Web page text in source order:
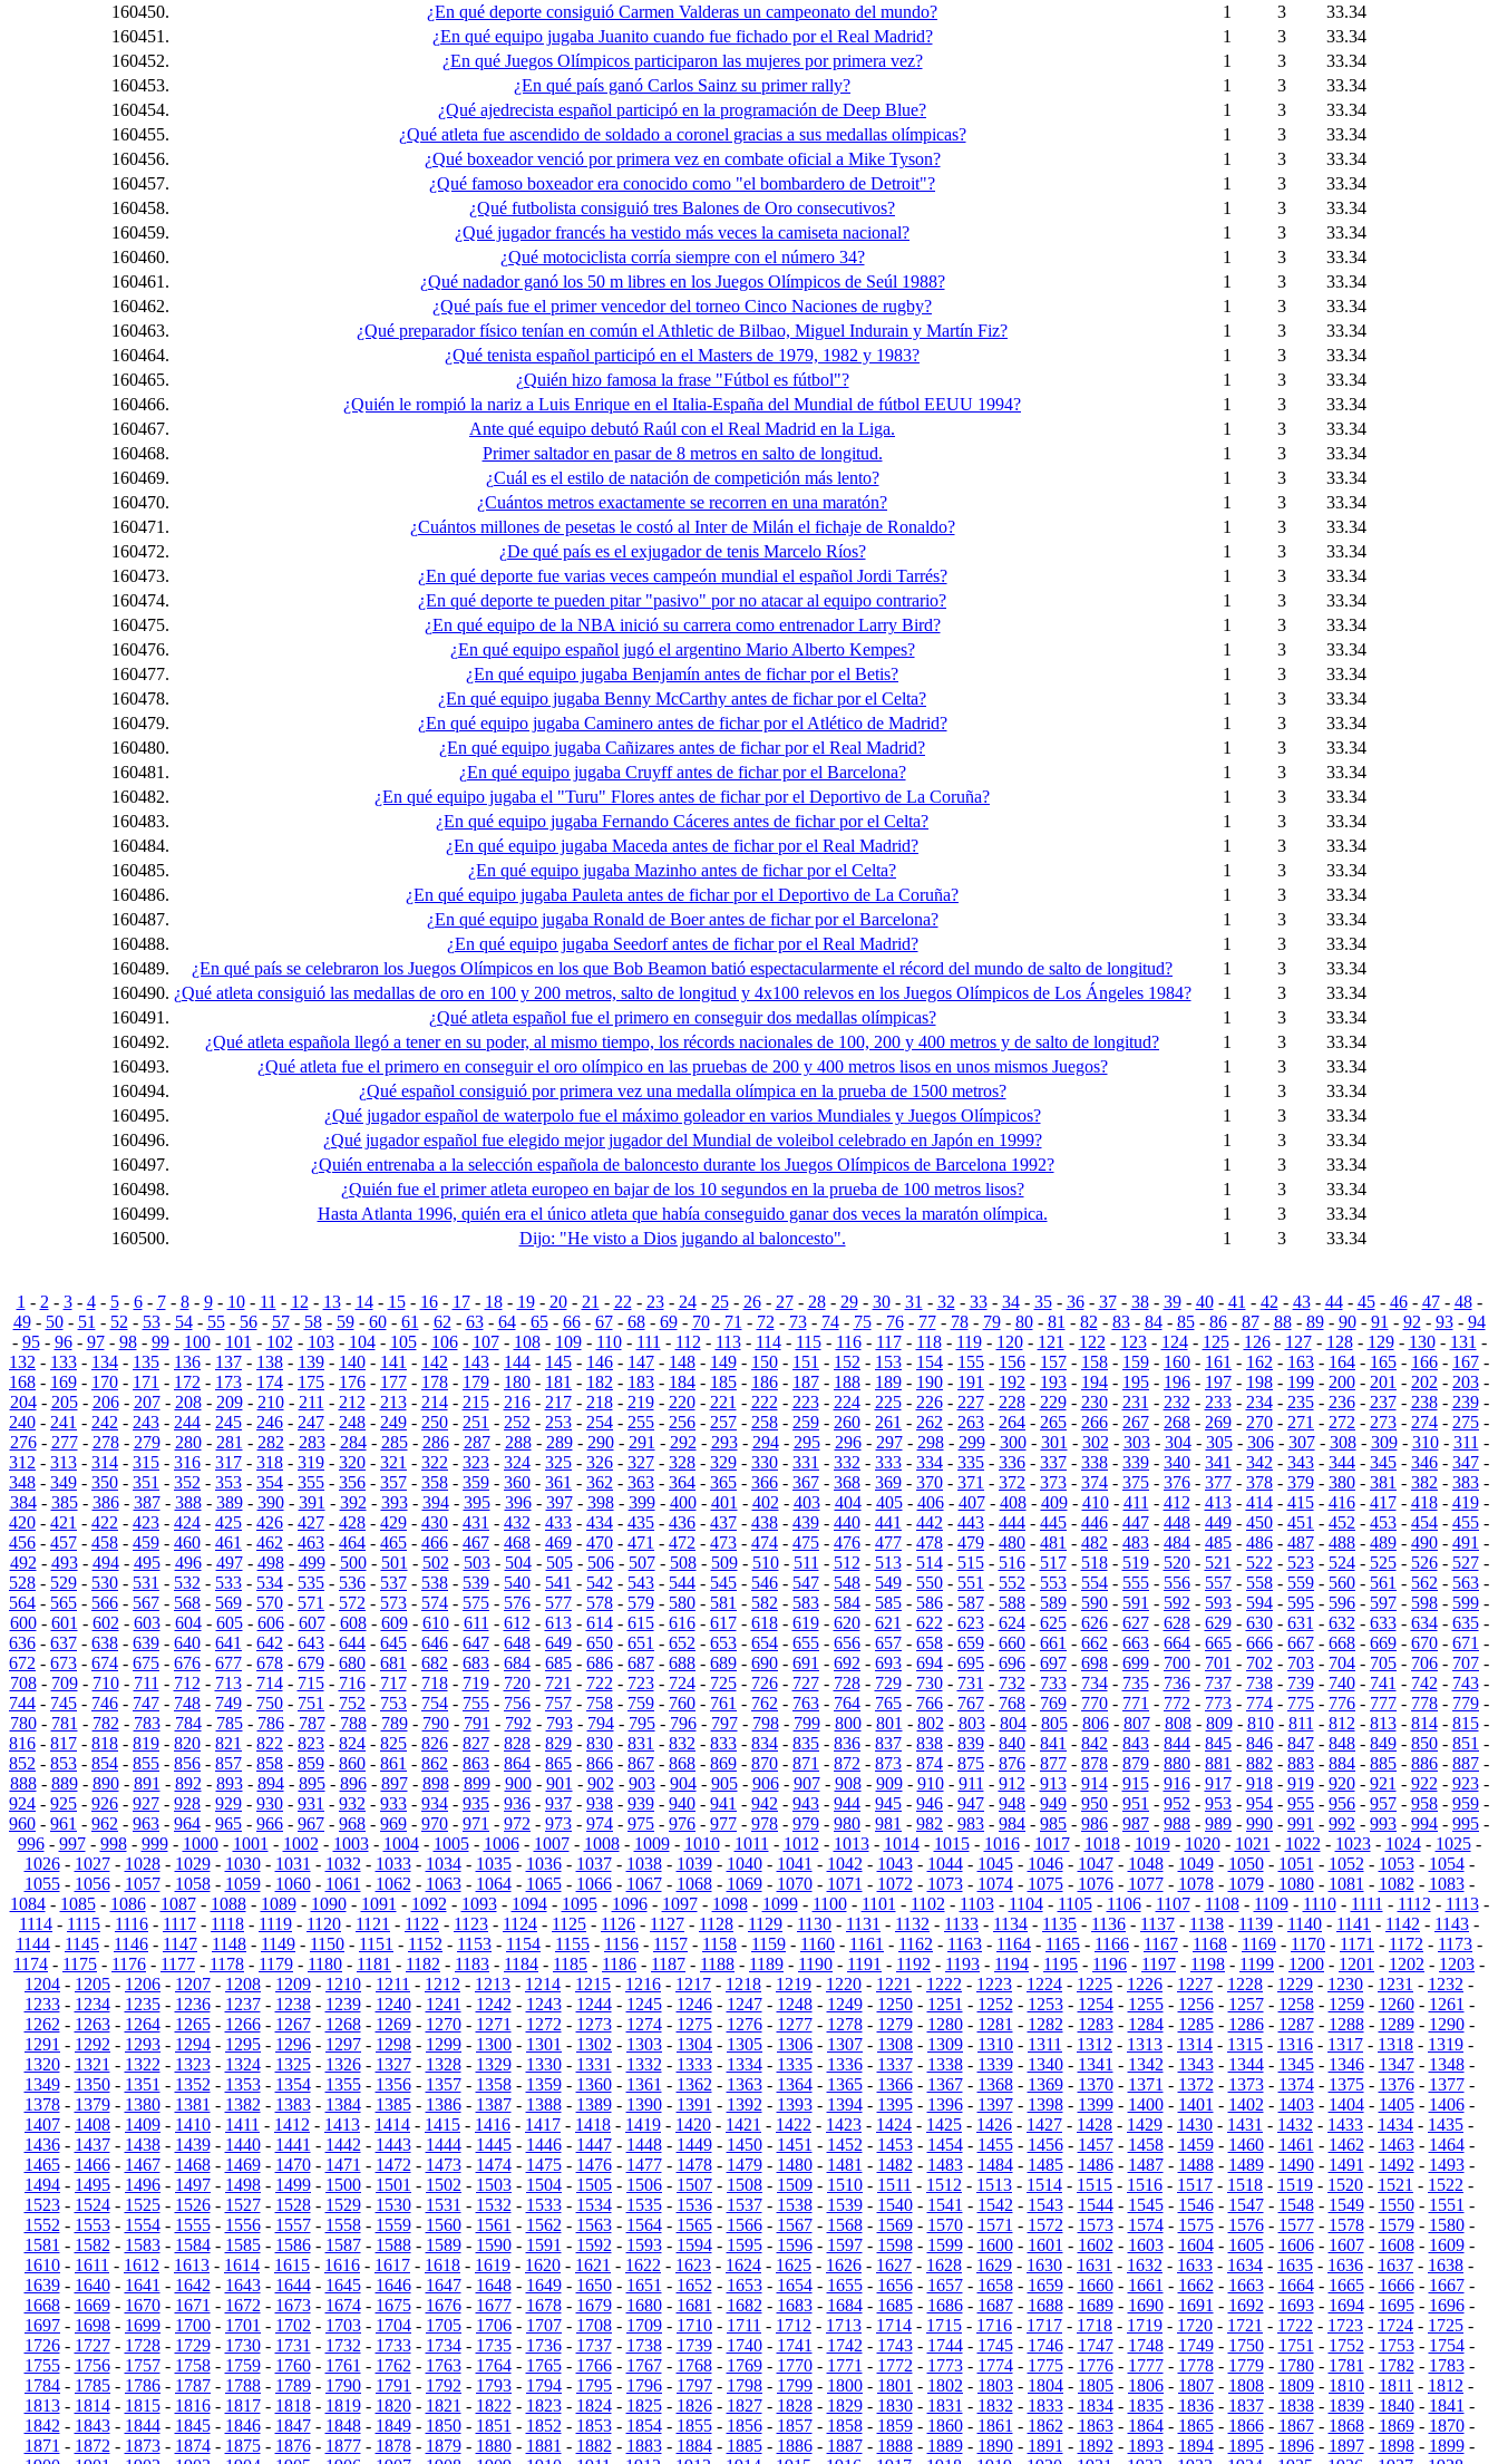
160450.
¿En qué deporte consiguió Carmen Valderas un campeonato del mundo? 1 3
33.34
160451.
¿En qué equipo jugaba Juanito cuando fue fichado por el Real Madrid? 1 3
33.34
160452.
¿En qué Juegos Olímpicos participaron las mujeres por primera vez? 1 3
33.34
160453.
¿En qué país ganó Carlos Sainz su primer rally? 1 3
33.34
160454.
¿Qué ajedrecista español participó en la programación de Deep Blue? 1 3
33.34
160455.
¿Qué atleta fue ascendido de soldado a coronel gracias a sus medallas olímpicas? 1 3
33.34
160456.
¿Qué boxeador venció por primera vez en combate oficial a Mike Tyson? 1 3
33.34
160457.
¿Qué famoso boxeador era conocido como "el bombardero de Detroit"? 1 3
33.34
160458.
¿Qué futbolista consiguió tres Balones de Oro consecutivos? 1 3
33.34
160459.
¿Qué jugador francés ha vestido más veces la camiseta nacional? 1 3
33.34
160460.
¿Qué motociclista corría siempre con el número 34? 1 3
33.34
160461.
¿Qué nadador ganó los 50 m libres en los Juegos Olímpicos de Seúl 1988? 1 3
33.34
160462.
¿Qué país fue el primer vencedor del torneo Cinco Naciones de rugby? 1 3
33.34
160463.
¿Qué preparador físico tenían en común el Athletic de Bilbao, Miguel Indurain y Martín Fiz? 1 3
33.34
160464.
¿Qué tenista español participó en el Masters de 1979, 1982 y 1983? 1 3
33.34
160465.
¿Quién hizo famosa la frase "Fútbol es fútbol"? 1 3
33.34
160466.
¿Quién le rompió la nariz a Luis Enrique en el Italia-España del Mundial de fútbol EEUU 1994? 1 3
33.34
160467.
Ante qué equipo debutó Raúl con el Real Madrid en la Liga. 1 3
33.34
160468.
Primer saltador en pasar de 8 metros en salto de longitud. 1 3
33.34
160469.
¿Cuál es el estilo de natación de competición más lento? 1 3
33.34
160470.
¿Cuántos metros exactamente se recorren en una maratón? 1 3
33.34
160471.
¿Cuántos millones de pesetas le costó al Inter de Milán el fichaje de Ronaldo? 1 3
33.34
160472.
¿De qué país es el exjugador de tenis Marcelo Ríos? 1 3
33.34
160473.
¿En qué deporte fue varias veces campeón mundial el español Jordi Tarrés? 1 3
33.34
160474.
¿En qué deporte te pueden pitar "pasivo" por no atacar al equipo contrario? 1 3
33.34
160475.
¿En qué equipo de la NBA inició su carrera como entrenador Larry Bird? 1 3
33.34
160476.
¿En qué equipo español jugó el argentino Mario Alberto Kempes? 1 3
33.34
160477.
¿En qué equipo jugaba Benjamín antes de fichar por el Betis? 1 3
33.34
160478.
¿En qué equipo jugaba Benny McCarthy antes de fichar por el Celta? 1 3
33.34
160479.
¿En qué equipo jugaba Caminero antes de fichar por el Atlético de Madrid? 1 3
33.34
160480.
¿En qué equipo jugaba Cañizares antes de fichar por el Real Madrid? 1 3
33.34
160481.
¿En qué equipo jugaba Cruyff antes de fichar por el Barcelona? 1 3
33.34
160482.
¿En qué equipo jugaba el "Turu" Flores antes de fichar por el Deportivo de La Coruña? 1 3
33.34
160483.
¿En qué equipo jugaba Fernando Cáceres antes de fichar por el Celta? 1 3
33.34
160484.
¿En qué equipo jugaba Maceda antes de fichar por el Real Madrid? 1 3
33.34
160485.
¿En qué equipo jugaba Mazinho antes de fichar por el Celta? 1 3
33.34
160486.
¿En qué equipo jugaba Pauleta antes de fichar por el Deportivo de La Coruña? 1 3
33.34
160487.
¿En qué equipo jugaba Ronald de Boer antes de fichar por el Barcelona? 1 3
33.34
160488.
¿En qué equipo jugaba Seedorf antes de fichar por el Real Madrid? 1 3
33.34
160489.
¿En qué país se celebraron los Juegos Olímpicos en los que Bob Beamon batió espectacularmente el récord del mundo de salto de longitud? 1 3
33.34
160490. ¿Qué atleta consiguió las medallas de oro en 100 y 200 metros, salto de longitud y 4x100 relevos en los Juegos Olímpicos de Los Ángeles 1984? 1 3
33.34
160491.
¿Qué atleta español fue el primero en conseguir dos medallas olímpicas? 1 3
33.34
160492.
¿Qué atleta española llegó a tener en su poder, al mismo tiempo, los récords nacionales de 100, 200 y 400 metros y de salto de longitud? 1 3
33.34
160493.
¿Qué atleta fue el primero en conseguir el oro olímpico en las pruebas de 200 y 400 metros lisos en unos mismos Juegos? 1 3
33.34
160494.
¿Qué español consiguió por primera vez una medalla olímpica en la prueba de 1500 metros? 1 3
33.34
160495.
¿Qué jugador español de waterpolo fue el máximo goleador en varios Mundiales y Juegos Olímpicos? 1 3
33.34
160496.
¿Qué jugador español fue elegido mejor jugador del Mundial de voleibol celebrado en Japón en 1999? 1 3
33.34
160497.
¿Quién entrenaba a la selección española de baloncesto durante los Juegos Olímpicos de Barcelona 1992? 1 3
33.34
160498.
¿Quién fue el primer atleta europeo en bajar de los 10 segundos en la prueba de 100 metros lisos? 1 3
33.34
160499.
Hasta Atlanta 1996, quién era el único atleta que había conseguido ganar dos veces la maratón olímpica. 1 3
33.34
160500.
Dijo: "He visto a Dios jugando al baloncesto". 1 3 33.34
1 - 2 - 3- 4- 5- 6- 7- 8- 9- 10- 11 - 12 - 13- 14- 15- 16- 17- 18- 19- 20- 21 - 22 - 23- 24- 25- 26- 27- 28- 29- 30- 31 - 32 - 33- 34- 35- 36- 37- 38- 39- 40- 41 - 42 - 43- 44- 45- 46- 47- 48-
49- 50- 51 - 52 - 53- 54- 55- 56- 57- 58- 59- 60- 61 - 62 - 63- 64- 65- 66- 67- 68- 69- 70- 71 - 72 - 73- 74- 75- 76- 77- 78- 79- 80- 81 - 82 - 83- 84- 85- 86- 87- 88- 89- 90- 91 - 92 - 93- 94
- 95- 96- 97- 98- 99- 100- 101 - 102 - 103- 104- 105- 106- 107- 108- 109- 110- 111 - 112 - 113- 114- 115- 116- 117- 118- 119- 120- 121 - 122 - 123- 124- 125- 126- 127- 128- 129- 130- 131 -
132 - 133 - 134 - 135 - 136 - 137 - 138 - 139 - 140 - 141 - 142 - 143 - 144 - 145 - 146 - 147 - 148 - 149 - 150 - 151 - 152 - 153 - 154 - 155 - 156 - 157 - 158 - 159 - 160 - 161 - 162 - 163 - 164 - 165 - 166 - 167 -
168 - 169 - 170 - 171 - 172 - 173 - 174 - 175 - 176 - 177 - 178 - 179 - 180 - 181 - 182 - 183 - 184 - 185 - 186 - 187 - 188 - 189 - 190 - 191 - 192 - 193 - 194 - 195 - 196 - 197 - 198 - 199 - 200 - 201 - 202 - 203 -
204- 205- 206- 207- 208- 209- 210- 211 - 212 - 213- 214- 215- 216- 217- 218- 219- 220- 221 - 222 - 223- 224- 225- 226- 227- 228- 229- 230- 231 - 232 - 233- 234- 235- 236- 237- 238- 239-
240 - 241 - 242 - 243 - 244 - 245 - 246 - 247 - 248 - 249 - 250 - 251 - 252 - 253 - 254 - 255 - 256 - 257 - 258 - 259 - 260 - 261 - 262 - 263 - 264 - 265 - 266 - 267 - 268 - 269 - 270 - 271 - 272 - 273 - 274 - 275 -
276- 277- 278- 279- 280- 281 - 282 - 283- 284- 285- 286- 287- 288- 289- 290- 291 - 292 - 293- 294- 295- 296- 297- 298- 299- 300- 301 - 302 - 303- 304- 305- 306- 307- 308- 309- 310- 311 -
312 - 313 - 314 - 315 - 316 - 317 - 318 - 319 - 320 - 321 - 322 - 323 - 324 - 325 - 326 - 327 - 328 - 329 - 330 - 331 - 332 - 333 - 334 - 335 - 336 - 337 - 338 - 339 - 340 - 341 - 342 - 343 - 344 - 345 - 346 - 347 -
348 - 349 - 350 - 351 - 352 - 353 - 354 - 355 - 356 - 357 - 358 - 359 - 360 - 361 - 362 - 363 - 364 - 365 - 366 - 367 - 368 - 369 - 370 - 371 - 372 - 373 - 374 - 375 - 376 - 377 - 378 - 379 - 380 - 381 - 382 - 383 -
384- 385- 386- 387- 388- 389- 390- 391 - 392 - 393- 394- 395- 396- 397- 398- 399- 400- 401 - 402 - 403- 404- 405- 406- 407- 408- 409- 410- 411 - 412 - 413- 414- 415- 416- 417- 418- 419-
420 - 421 - 422 - 423 - 424 - 425 - 426 - 427 - 428 - 429 - 430 - 431 - 432 - 433 - 434 - 435 - 436 - 437 - 438 - 439 - 440 - 441 - 442 - 443 - 444 - 445 - 446 - 447 - 448 - 449 - 450 - 451 - 452 - 453 - 454 - 455 -
456 - 457 - 458 - 459 - 460 - 461 - 462 - 463 - 464 - 465 - 466 - 467 - 468 - 469 - 470 - 471 - 472 - 473 - 474 - 475 - 476 - 477 - 478 - 479 - 480 - 481 - 482 - 483 - 484 - 485 - 486 - 487 - 488 - 489 - 490 - 491 -
492 - 493- 494- 495- 496- 497- 498- 499- 500- 501 - 502 - 503- 504- 505- 506- 507- 508- 509- 510- 511 - 512 - 513- 514- 515- 516- 517- 518- 519- 520- 521 - 522 - 523- 524- 525- 526- 527-
528 - 529 - 530 - 531 - 532 - 533 - 534 - 535 - 536 - 537 - 538 - 539 - 540 - 541 - 542 - 543 - 544 - 545 - 546 - 547 - 548 - 549 - 550 - 551 - 552 - 553 - 554 - 555 - 556 - 557 - 558 - 559 - 560 - 561 - 562 - 563 -
564 - 565 - 566 - 567 - 568 - 569 - 570 - 571 - 572 - 573 - 574 - 575 - 576 - 577 - 578 - 579 - 580 - 581 - 582 - 583 - 584 - 585 - 586 - 587 - 588 - 589 - 590 - 591 - 592 - 593 - 594 - 595 - 596 - 597 - 598 - 599 -
600- 601 - 602 - 603- 604- 605- 606- 607- 608- 609- 610- 611 - 612 - 613- 614- 615- 616- 617- 618- 619- 620- 621 - 622 - 623- 624- 625- 626- 627- 628- 629- 630- 631 - 632 - 633- 634- 635-
636 - 637 - 638 - 639 - 640 - 641 - 642 - 643 - 644 - 645 - 646 - 647 - 648 - 649 - 650 - 651 - 652 - 653 - 654 - 655 - 656 - 657 - 658 - 659 - 660 - 661 - 662 - 663 - 664 - 665 - 666 - 667 - 668 - 669 - 670 - 671 -
672 - 673 - 674 - 675 - 676 - 677 - 678 - 679 - 680 - 681 - 682 - 683 - 684 - 685 - 686 - 687 - 688 - 689 - 690 - 691 - 692 - 693 - 694 - 695 - 696 - 697 - 698 - 699 - 700 - 701 - 702 - 703 - 704 - 705 - 706 - 707 -
708- 709- 710- 711 - 712 - 713- 714- 715- 716- 717- 718- 719- 720- 721 - 722 - 723- 724- 725- 726- 727- 728- 729- 730- 731 - 732 - 733- 734- 735- 736- 737- 738- 739- 740- 741 - 742 - 743-
744 - 745 - 746 - 747 - 748 - 749 - 750 - 751 - 752 - 753 - 754 - 755 - 756 - 757 - 758 - 759 - 760 - 761 - 762 - 763 - 764 - 765 - 766 - 767 - 768 - 769 - 770 - 771 - 772 - 773 - 774 - 775 - 776 - 777 - 778 - 779 -
780- 781 - 782 - 783- 784- 785- 786- 787- 788- 789- 790- 791 - 792 - 793- 794- 795- 796- 797- 798- 799- 800- 801 - 802 - 803- 804- 805- 806- 807- 808- 809- 810- 811 - 812 - 813- 814- 815-
816 - 817 - 818 - 819 - 820 - 821 - 822 - 823 - 824 - 825 - 826 - 827 - 828 - 829 - 830 - 831 - 832 - 833 - 834 - 835 - 836 - 837 - 838 - 839 - 840 - 841 - 842 - 843 - 844 - 845 - 846 - 847 - 848 - 849 - 850 - 851 -
852 - 853 - 854 - 855 - 856 - 857 - 858 - 859 - 860 - 861 - 862 - 863 - 864 - 865 - 866 - 867 - 868 - 869 - 870 - 871 - 872 - 873 - 874 - 875 - 876 - 877 - 878 - 879 - 880 - 881 - 882 - 883 - 884 - 885 - 886 - 887 -
888- 889- 890- 891 - 892 - 893- 894- 895- 896- 897- 898- 899- 900- 901 - 902 - 903- 904- 905- 906- 907- 908- 909- 910- 911 - 912 - 913- 914- 915- 916- 917- 918- 919- 920- 921 - 922 - 923-
924 - 925 - 926 - 927 - 928 - 929 - 930 - 931 - 932 - 933 - 934 - 935 - 936 - 937 - 938 - 939 - 940 - 941 - 942 - 943 - 944 - 945 - 946 - 947 - 948 - 949 - 950 - 951 - 952 - 953 - 954 - 955 - 956 - 957 - 958 - 959 -
960 - 961 - 962 - 963 - 964 - 965 - 966 - 967 - 968 - 969 - 970 - 971 - 972 - 973 - 974 - 975 - 976 - 977 - 978 - 979 - 980 - 981 - 982 - 983 - 984 - 985 - 986 - 987 - 988 - 989 - 990 - 991 - 992 - 993 - 994 - 995 -
996- 997- 998- 999- 1000- 1001 - 1002 - 1003- 1004- 1005- 1006- 1007- 1008- 1009- 1010- 1011 - 1012 - 1013- 1014- 1015- 1016- 1017- 1018- 1019- 1020- 1021 - 1022 - 1023- 1024- 1025-
1026- 1027- 1028- 1029- 1030- 1031 - 1032 - 1033- 1034- 1035- 1036- 1037- 1038- 1039- 1040- 1041 - 1042 - 1043- 1044- 1045- 1046- 1047- 1048- 1049- 1050- 1051 - 1052 - 1053- 1054-
1055- 1056- 1057- 1058- 1059- 1060- 1061 - 1062 - 1063- 1064- 1065- 1066- 1067- 1068- 1069- 1070- 1071 - 1072 - 1073- 1074- 1075- 1076- 1077- 1078- 1079- 1080- 1081 - 1082 - 1083-
1084- 1085- 1086- 1087- 1088- 1089- 1090- 1091 - 1092 - 1093- 1094- 1095- 1096- 1097- 1098- 1099- 1100- 1101 - 1102 - 1103- 1104- 1105- 1106- 1107- 1108- 1109- 1110- 1111 - 1112 - 1113-
1114 - 1115 - 1116 - 1117 - 1118 - 1119 - 1120 - 1121 - 1122 - 1123 - 1124 - 1125 - 1126 - 1127 - 1128 - 1129 - 1130 - 1131 - 1132 - 1133 - 1134 - 1135 - 1136 - 1137 - 1138 - 1139 - 1140 - 1141 - 1142 - 1143 -
1144 - 1145 - 1146 - 1147 - 1148 - 1149 - 1150 - 1151 - 1152 - 1153 - 1154 - 1155 - 1156 - 1157 - 1158 - 1159 - 1160 - 1161 - 1162 - 1163 - 1164 - 1165 - 1166 - 1167 - 1168 - 1169 - 1170 - 1171 - 1172 - 1173 -
1174 - 1175 - 1176 - 1177 - 1178 - 1179 - 1180 - 1181 - 1182 - 1183 - 1184 - 1185 - 1186 - 1187 - 1188 - 1189 - 1190 - 1191 - 1192 - 1193 - 1194 - 1195 - 1196 - 1197 - 1198 - 1199 - 1200 - 1201 - 1202 - 1203 -
1204 - 1205 - 1206 - 1207 - 1208 - 1209 - 1210 - 1211 - 1212 - 1213 - 1214 - 1215 - 1216 - 1217 - 1218 - 1219 - 1220 - 1221 - 1222 - 1223 - 1224 - 1225 - 1226 - 1227 - 1228 - 1229 - 1230 - 1231 - 1232 -
1233- 1234- 1235- 1236- 1237- 1238- 1239- 1240- 1241 - 1242 - 1243- 1244- 1245- 1246- 1247- 1248- 1249- 1250- 1251 - 1252 - 1253- 1254- 1255- 1256- 1257- 1258- 1259- 1260- 1261 -
1262 - 1263- 1264- 1265- 1266- 1267- 1268- 1269- 1270- 1271 - 1272 - 1273- 1274- 1275- 1276- 1277- 1278- 1279- 1280- 1281 - 1282 - 1283- 1284- 1285- 1286- 1287- 1288- 1289- 1290-
1291 - 1292 - 1293 - 1294 - 1295 - 1296 - 1297 - 1298 - 1299 - 1300 - 1301 - 1302 - 1303 - 1304 - 1305 - 1306 - 1307 - 1308 - 1309 - 1310 - 1311 - 1312 - 1313 - 1314 - 1315 - 1316 - 1317 - 1318 - 1319 -
1320- 1321 - 1322 - 1323- 1324- 1325- 1326- 1327- 1328- 1329- 1330- 1331 - 1332 - 1333- 1334- 1335- 1336- 1337- 1338- 1339- 1340- 1341 - 1342 - 1343- 1344- 1345- 1346- 1347- 1348-
1349- 1350- 1351 - 1352 - 1353- 1354- 1355- 1356- 1357- 1358- 1359- 1360- 1361 - 1362 - 1363- 1364- 1365- 1366- 1367- 1368- 1369- 1370- 1371 - 1372 - 1373- 1374- 1375- 1376- 1377-
1378- 1379- 1380- 1381 - 1382 - 1383- 1384- 1385- 1386- 1387- 1388- 1389- 1390- 1391 - 1392 - 1393- 1394- 1395- 1396- 1397- 1398- 1399- 1400- 1401 - 1402 - 1403- 1404- 1405- 1406-
1407 - 1408 - 1409 - 1410 - 1411 - 1412 - 1413 - 1414 - 1415 - 1416 - 1417 - 1418 - 1419 - 1420 - 1421 - 1422 - 1423 - 1424 - 1425 - 1426 - 1427 - 1428 - 1429 - 1430 - 1431 - 1432 - 1433 - 1434 - 1435 -
1436- 1437- 1438- 1439- 1440- 1441 - 1442 - 1443- 1444- 1445- 1446- 1447- 1448- 1449- 1450- 1451 - 1452 - 1453- 1454- 1455- 1456- 1457- 1458- 1459- 1460- 1461 - 1462 - 1463- 1464-
1465- 1466- 1467- 1468- 1469- 1470- 1471 - 1472 - 1473- 1474- 1475- 1476- 1477- 1478- 1479- 1480- 1481 - 1482 - 1483- 1484- 1485- 1486- 1487- 1488- 1489- 1490- 1491 - 1492 - 1493-
1494 - 1495 - 1496 - 1497 - 1498 - 1499 - 1500 - 1501 - 1502 - 1503 - 1504 - 1505 - 1506 - 1507 - 1508 - 1509 - 1510 - 1511 - 1512 - 1513 - 1514 - 1515 - 1516 - 1517 - 1518 - 1519 - 1520 - 1521 - 1522 -
1523- 1524- 1525- 1526- 1527- 1528- 1529- 1530- 1531 - 1532 - 1533- 1534- 1535- 1536- 1537- 1538- 1539- 1540- 1541 - 1542 - 1543- 1544- 1545- 1546- 1547- 1548- 1549- 1550- 1551 -
1552 - 1553- 1554- 1555- 1556- 1557- 1558- 1559- 1560- 1561 - 1562 - 1563- 1564- 1565- 1566- 1567- 1568- 1569- 1570- 1571 - 1572 - 1573- 1574- 1575- 1576- 1577- 1578- 1579- 1580-
1581 - 1582 - 1583- 1584- 1585- 1586- 1587- 1588- 1589- 1590- 1591 - 1592 - 1593- 1594- 1595- 1596- 1597- 1598- 1599- 1600- 1601 - 1602 - 1603- 1604- 1605- 1606- 1607- 1608- 1609-
1610 - 1611 - 1612 - 1613 - 1614 - 1615 - 1616 - 1617 - 1618 - 1619 - 1620 - 1621 - 1622 - 1623 - 1624 - 1625 - 1626 - 1627 - 1628 - 1629 - 1630 - 1631 - 1632 - 1633 - 1634 - 1635 - 1636 - 1637 - 1638 -
1639- 1640- 1641 - 1642 - 1643- 1644- 1645- 1646- 1647- 1648- 1649- 1650- 1651 - 1652 - 1653- 1654- 1655- 1656- 1657- 1658- 1659- 1660- 1661 - 1662 - 1663- 1664- 1665- 1666- 1667-
1668- 1669- 1670- 1671 - 1672 - 1673- 1674- 1675- 1676- 1677- 1678- 1679- 1680- 1681 - 1682 - 1683- 1684- 1685- 1686- 1687- 1688- 1689- 1690- 1691 - 1692 - 1693- 1694- 1695- 1696-
1697 - 1698 - 1699 - 1700 - 1701 - 1702 - 1703 - 1704 - 1705 - 1706 - 1707 - 1708 - 1709 - 1710 - 1711 - 1712 - 1713 - 1714 - 1715 - 1716 - 1717 - 1718 - 1719 - 1720 - 1721 - 1722 - 1723 - 1724 - 1725 -
1726- 1727- 1728- 1729- 1730- 1731 - 1732 - 1733- 1734- 1735- 1736- 1737- 1738- 1739- 1740- 1741 - 1742 - 1743- 1744- 1745- 1746- 1747- 1748- 1749- 1750- 1751 - 1752 - 1753- 1754-
1755- 1756- 1757- 1758- 1759- 1760- 1761 - 1762 - 1763- 1764- 1765- 1766- 1767- 1768- 1769- 1770- 1771 - 1772 - 1773- 1774- 1775- 1776- 1777- 1778- 1779- 1780- 1781 - 1782 - 1783-
1784 - 1785 - 1786 - 1787 - 1788 - 1789 - 1790 - 1791 - 1792 - 1793 - 1794 - 1795 - 1796 - 1797 - 1798 - 1799 - 1800 - 1801 - 1802 - 1803 - 1804 - 1805 - 1806 - 1807 - 1808 - 1809 - 1810 - 1811 - 1812 -
1813- 1814- 1815- 1816- 1817- 1818- 1819- 1820- 1821 - 1822 - 1823- 1824- 1825- 1826- 1827- 1828- 1829- 1830- 1831 - 1832 - 1833- 1834- 1835- 1836- 1837- 1838- 1839- 1840- 1841 -
1842 - 1843- 1844- 1845- 1846- 1847- 1848- 1849- 1850- 1851 - 1852 - 1853- 1854- 1855- 1856- 1857- 1858- 1859- 1860- 1861 - 1862 - 1863- 1864- 1865- 1866- 1867- 1868- 1869- 1870-
1871 - 1872 - 1873- 1874- 1875- 1876- 1877- 1878- 1879- 1880- 1881 - 1882 - 1883- 1884- 1885- 1886- 1887- 1888- 1889- 1890- 1891 - 1892 - 1893- 1894- 1895- 1896- 1897- 1898- 1899-